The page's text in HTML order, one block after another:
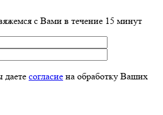
с Вами в течение 15 минут
даете согласие на обработку Ваших